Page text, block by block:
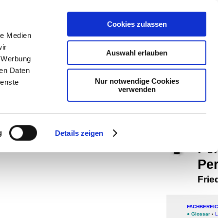
Medien
Daten
Details zeigen
Cookies zulassen
Auswahl erlauben
Nur notwendige Cookies
verwenden
Didaktik
● Glossar ▪